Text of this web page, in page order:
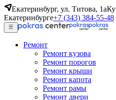
Екатеринбург, ул. Титова, 1а
Екатеринбурге+7 (343) 384-55-48
Ремонт
Ремонт кузова
Ремонт порогов
Ремонт крыши
Ремонт капота
Ремонт рамы
Ремонт двери